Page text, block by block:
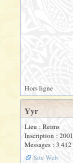
Hors ligne
Yyr
Lieu : Reims
Inscription : 2001
Messages : 3 412
Site Web